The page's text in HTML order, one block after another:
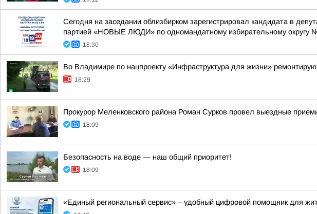
Сегодня на заседании облизбирком зарегистрировал кандидата в
партией «НОВЫЕ ЛЮДИ» по одномандатному избирательному округу
18:30
Во Владимире по нацпроекту «Инфраструктура для жизни»
18:29
Прокурор Меленковского района Роман Сурков провел выездные
18:09
Безопасность на воде — наш общий приоритет!
18:09
«Единый региональный сервис» – удобный цифровой помощник для